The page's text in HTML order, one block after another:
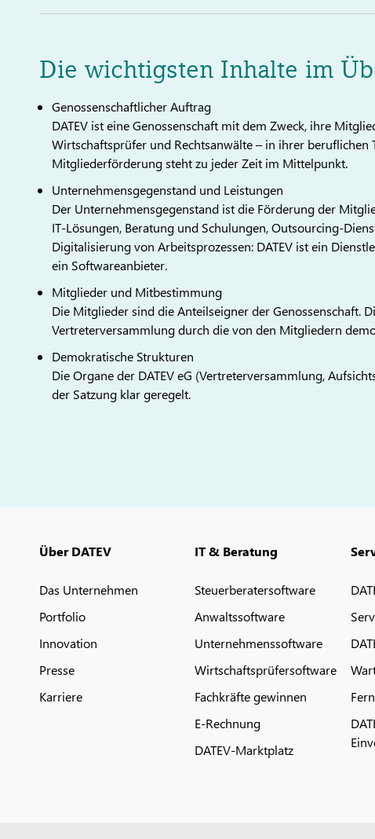
Die wichtigsten Inhalte im
Genossenschaftlicher Auftrag
DATEV ist eine Genossenschaft mit dem Zweck, ihre
Wirtschaftsprüfer und Rechtsanwälte – in ihrer beruflichen
Mitgliederförderung steht zu jeder Zeit im Mittelpunkt.
Unternehmensgegenstand und Leistungen
Der Unternehmensgegenstand ist die Förderung der
IT-Lösungen, Beratung und Schulungen, Outsourcing-
Digitalisierung von Arbeitsprozessen: DATEV ist ein
ein Softwareanbieter.
Mitglieder und Mitbestimmung
Die Mitglieder sind die Anteilseigner der Genossenschaft.
Vertreterversammlung durch die von den Mitgliedern
Demokratische Strukturen
Die Organe der DATEV eG (Vertreterversammlung,
der Satzung klar geregelt.
Über DATEV
Das Unternehmen
Portfolio
Innovation
Presse
Karriere
IT & Beratung
Steuerberatersoftware
Anwaltssoftware
Unternehmenssoftware
Wirtschaftsprüfersoftware
Fachkräfte gewinnen
E-Rechnung
DATEV-Marktplatz